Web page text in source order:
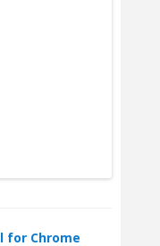
for Chrome